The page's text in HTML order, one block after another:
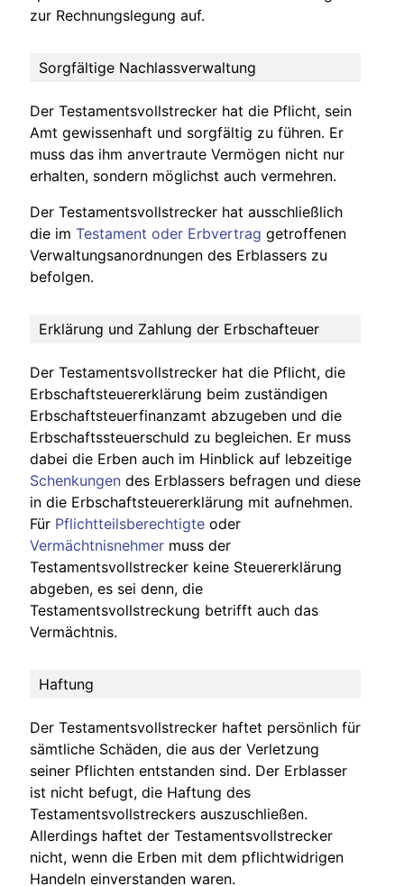
zur Rechnungslegung auf.
Sorgfältige Nachlassverwaltung
Der Testamentsvollstrecker hat die Pflicht, sein
Amt gewissenhaft und sorgfältig zu führen. Er
muss das ihm anvertraute Vermögen nicht nur
erhalten, sondern möglichst auch vermehren.
Der Testamentsvollstrecker hat ausschließlich
die im Testament oder Erbvertrag getroffenen
Verwaltungsanordnungen des Erblassers zu
befolgen.
Erklärung und Zahlung der Erbschafteuer
Der Testamentsvollstrecker hat die Pflicht, die
Erbschaftsteuererklärung beim zuständigen
Erbschaftsteuerfinanzamt abzugeben und die
Erbschaftssteuerschuld zu begleichen. Er muss
dabei die Erben auch im Hinblick auf lebzeitige
Schenkungen des Erblassers befragen und diese
in die Erbschaftsteuererklärung mit aufnehmen.
Für Pflichtteilsberechtigte oder
Vermächtnisnehmer muss der
Testamentsvollstrecker keine Steuererklärung
abgeben, es sei denn, die
Testamentsvollstreckung betrifft auch das
Vermächtnis.
Haftung
Der Testamentsvollstrecker haftet persönlich für
sämtliche Schäden, die aus der Verletzung
seiner Pflichten entstanden sind. Der Erblasser
ist nicht befugt, die Haftung des
Testamentsvollstreckers auszuschließen.
Allerdings haftet der Testamentsvollstrecker
nicht, wenn die Erben mit dem pflichtwidrigen
Handeln einverstanden waren.